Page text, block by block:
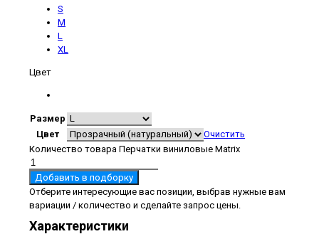
S
M
L
XL
Цвет
Размер
Цвет
Очистить
Количество товара Перчатки виниловые Matrix
Добавить в подборку
Отберите интересующие вас позиции, выбрав нужные вам
вариации / количество и сделайте запрос цены.
Характеристики